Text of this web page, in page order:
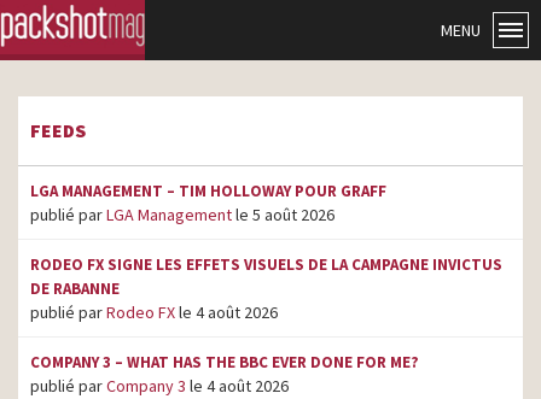
MENU
FEEDS
LGA MANAGEMENT – TIM HOLLOWAY POUR GRAFF
publié parLGA Managementle 5 août 2026
RODEO FX SIGNE LES EFFETS VISUELS DE LA CAMPAGNE INVICTUS
DE RABANNE
publié parRodeo FXle 4 août 2026
COMPANY 3 – WHAT HAS THE BBC EVER DONE FOR ME?
publié parCompany 3 le 4 août 2026